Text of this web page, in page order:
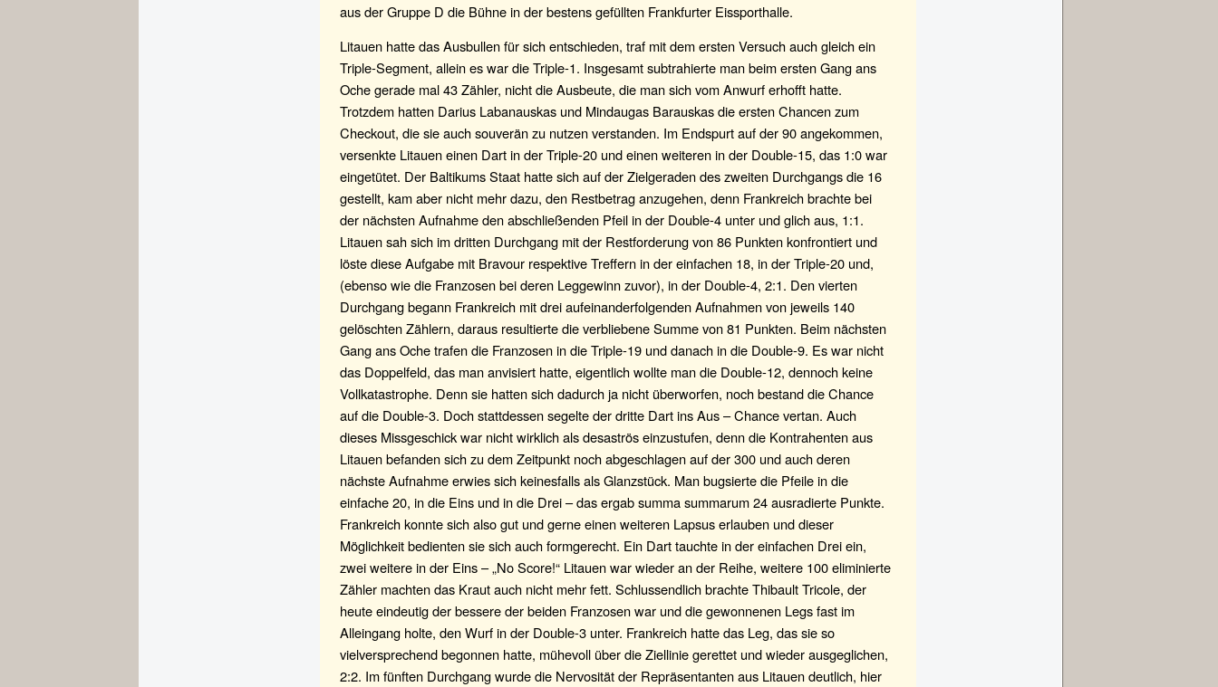
aus der Gruppe D die Bühne in der bestens gefüllten Frankfurter Eissporthalle.
Litauen hatte das Ausbullen für sich entschieden, traf mit dem ersten Versuch auch gleich ein
Triple-Segment, allein es war die Triple-1. Insgesamt subtrahierte man beim ersten Gang ans
Oche gerade mal 43 Zähler, nicht die Ausbeute, die man sich vom Anwurf erhofft hatte.
Trotzdem hatten Darius Labanauskas und Mindaugas Barauskas die ersten Chancen zum
Checkout, die sie auch souverän zu nutzen verstanden. Im Endspurt auf der 90 angekommen,
versenkte Litauen einen Dart in der Triple-20 und einen weiteren in der Double-15, das 1:0 war
eingetütet. Der Baltikums Staat hatte sich auf der Zielgeraden des zweiten Durchgangs die 16
gestellt, kam aber nicht mehr dazu, den Restbetrag anzugehen, denn Frankreich brachte bei
der nächsten Aufnahme den abschließenden Pfeil in der Double-4 unter und glich aus, 1:1.
Litauen sah sich im dritten Durchgang mit der Restforderung von 86 Punkten konfrontiert und
löste diese Aufgabe mit Bravour respektive Treffern in der einfachen 18, in der Triple-20 und,
(ebenso wie die Franzosen bei deren Leggewinn zuvor), in der Double-4, 2:1. Den vierten
Durchgang begann Frankreich mit drei aufeinanderfolgenden Aufnahmen von jeweils 140
gelöschten Zählern, daraus resultierte die verbliebene Summe von 81 Punkten. Beim nächsten
Gang ans Oche trafen die Franzosen in die Triple-19 und danach in die Double-9. Es war nicht
das Doppelfeld, das man anvisiert hatte, eigentlich wollte man die Double-12, dennoch keine
Vollkatastrophe. Denn sie hatten sich dadurch ja nicht überworfen, noch bestand die Chance
auf die Double-3. Doch stattdessen segelte der dritte Dart ins Aus – Chance vertan. Auch
dieses Missgeschick war nicht wirklich als desaströs einzustufen, denn die Kontrahenten aus
Litauen befanden sich zu dem Zeitpunkt noch abgeschlagen auf der 300 und auch deren
nächste Aufnahme erwies sich keinesfalls als Glanzstück. Man bugsierte die Pfeile in die
einfache 20, in die Eins und in die Drei – das ergab summa summarum 24 ausradierte Punkte.
Frankreich konnte sich also gut und gerne einen weiteren Lapsus erlauben und dieser
Möglichkeit bedienten sie sich auch formgerecht. Ein Dart tauchte in der einfachen Drei ein,
zwei weitere in der Eins – „No Score!“ Litauen war wieder an der Reihe, weitere 100 eliminierte
Zähler machten das Kraut auch nicht mehr fett. Schlussendlich brachte Thibault Tricole, der
heute eindeutig der bessere der beiden Franzosen war und die gewonnenen Legs fast im
Alleingang holte, den Wurf in der Double-3 unter. Frankreich hatte das Leg, das sie so
vielversprechend begonnen hatte, mühevoll über die Ziellinie gerettet und wieder ausgeglichen,
2:2. Im fünften Durchgang wurde die Nervosität der Repräsentanten aus Litauen deutlich, hier